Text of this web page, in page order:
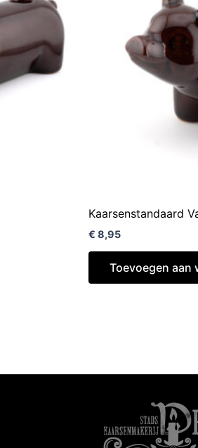
Kaarsenstandaard
€ 8,95
Toevoegen aan